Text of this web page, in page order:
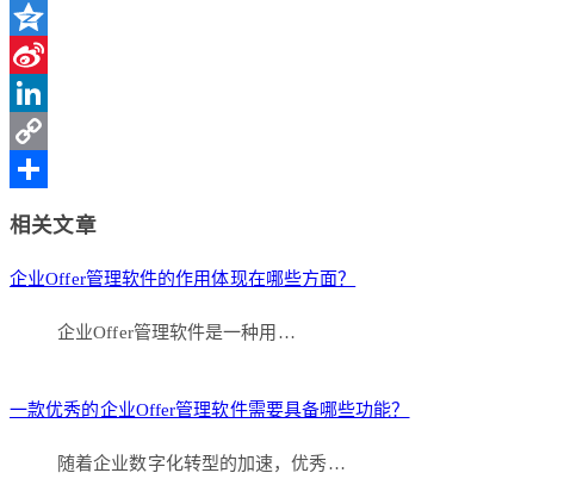
WeChat
Qzone
Sina
Weibo
LinkedIn
Copy
相关文章
企业Offer管理软件的作用体现在哪些方面？
企业Offer管理软件是一种用…
一款优秀的企业Offer管理软件需要具备哪些功能？
随着企业数字化转型的加速，优秀…